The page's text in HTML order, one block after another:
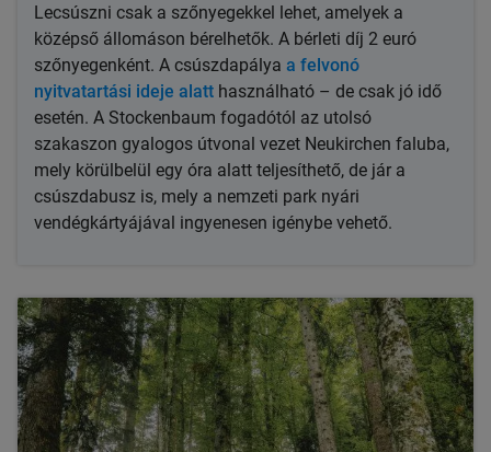
Lecsúszni csak a szőnyegekkel lehet, amelyek a
középső állomáson bérelhetők. A bérleti díj 2 euró
szőnyegenként. A csúszdapálya a felvonó
nyitvatartási ideje alatt használható – de csak jó idő
esetén. A Stockenbaum fogadótól az utolsó
szakaszon gyalogos útvonal vezet Neukirchen faluba,
mely körülbelül egy óra alatt teljesíthető, de jár a
csúszdabusz is, mely a nemzeti park nyári
vendégkártyájával ingyenesen igénybe vehető.